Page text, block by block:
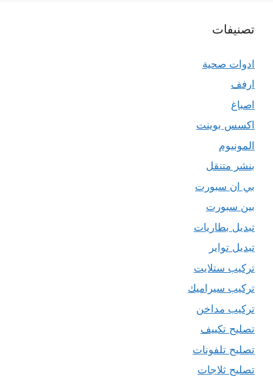
تصنيفات
ادوات صحية
ارفف
اصباغ
اكسس بوينت
المونيوم
بنشر متنقل
بي ان سبورت
بين سبورت
تبديل بطاريات
تبديل تواير
تركيب ستلايت
تركيب سيراميك
تركيب مداخن
تصليح تكييف
تصليح تلفونات
تصليح ثلاجات